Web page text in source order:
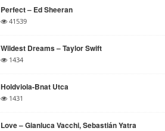
Perfect – Ed Sheeran
41539
Wildest Dreams – Taylor Swift
1434
Holdviola-Bnat Utca
1431
Love – Gianluca Vacchi, Sebastián Yatra